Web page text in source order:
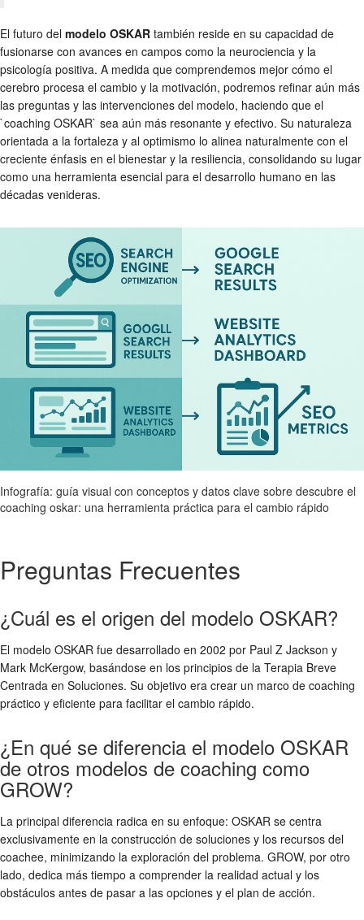
El futuro del modelo OSKAR también reside en su capacidad de
fusionarse con avances en campos como la neurociencia y la
psicología positiva. A medida que comprendemos mejor cómo el
cerebro procesa el cambio y la motivación, podremos refinar aún más
las preguntas y las intervenciones del modelo, haciendo que el
`coaching OSKAR` sea aún más resonante y efectivo. Su naturaleza
orientada a la fortaleza y al optimismo lo alinea naturalmente con el
creciente énfasis en el bienestar y la resiliencia, consolidando su lugar
como una herramienta esencial para el desarrollo humano en las
décadas venideras.
Infografía: guía visual con conceptos y datos clave sobre descubre el
coaching oskar: una herramienta práctica para el cambio rápido
Preguntas Frecuentes
¿Cuál es el origen del modelo OSKAR?
El modelo OSKAR fue desarrollado en 2002 por Paul Z Jackson y
Mark McKergow, basándose en los principios de la Terapia Breve
Centrada en Soluciones. Su objetivo era crear un marco de coaching
práctico y eficiente para facilitar el cambio rápido.
¿En qué se diferencia el modelo OSKAR
de otros modelos de coaching como
GROW?
La principal diferencia radica en su enfoque: OSKAR se centra
exclusivamente en la construcción de soluciones y los recursos del
coachee, minimizando la exploración del problema. GROW, por otro
lado, dedica más tiempo a comprender la realidad actual y los
obstáculos antes de pasar a las opciones y el plan de acción.